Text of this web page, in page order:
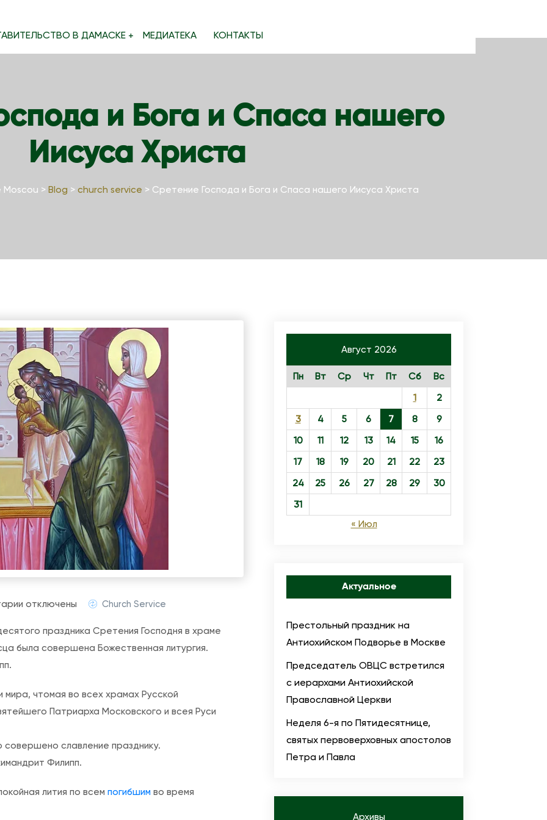
В ДАМАСКЕ МЕДИАТЕКА КОНТАКТЫ
и Бога и Спаса нашего
Иисуса Христа
> Blog > church service > Сретение Господа и Бога и Спаса нашего Иисуса Христа
к
а
п
е
отключены Church Service
праздника Сретения Господня в храме
была совершена Божественная литургия.
чтомая во всех храмах Русской
Патриарха Московского и всея Руси
совершено славление празднику.
Филипп.
лития по всем погибшим во время
Август 2026
Пн Вт Ср Чт Пт Сб
Вс
1
2
3
4 5 6 7 8
9
10
11 12 13 14 15
16
17
18 19 20 21 22
23
24
25 26 27 28 29
30
31
« Июл
Актуальное
Престольный праздник на
Антиохийском Подворье в Москве
Председатель ОВЦС встретился
с иерархами Антиохийской
Православной Церкви
Неделя 6-я по Пятидесятнице,
святых первоверховных апостолов
Петра и Павла
Архивы